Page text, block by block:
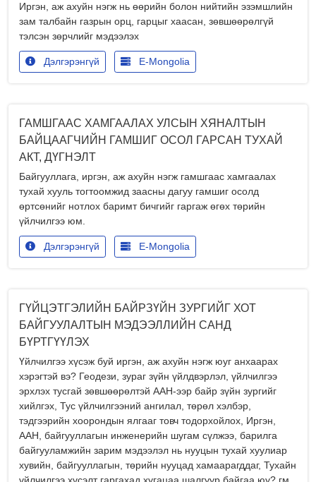
Иргэн, аж ахуйн нэгж нь өөрийн болон нийтийн эзэмшлийн
зам талбайн газрын орц, гарцыг хаасан, зөвшөөрөлгүй
тэлсэн зөрчлийг мэдээлэх
Дэлгэрэнгүй E-Mongolia
ГАМШГААС ХАМГААЛАХ УЛСЫН ХЯНАЛТЫН
БАЙЦААГЧИЙН ГАМШИГ ОСОЛ ГАРСАН ТУХАЙ
АКТ, ДҮГНЭЛТ
Байгууллага, иргэн, аж ахуйн нэгж гамшгаас хамгаалах
тухай хууль тогтоомжид заасны дагуу гамшиг осолд
өртсөнийг нотлох баримт бичгийг гаргаж өгөх төрийн
үйлчилгээ юм.
Дэлгэрэнгүй E-Mongolia
ГҮЙЦЭТГЭЛИЙН БАЙРЗҮЙН ЗУРГИЙГ ХОТ
БАЙГУУЛАЛТЫН МЭДЭЭЛЛИЙН САНД
БҮРТГҮҮЛЭХ
Үйлчилгээ хүсэж буй иргэн, аж ахуйн нэгж юуг анхаарах
хэрэгтэй вэ? Геодези, зураг зүйн үйлдвэрлэл, үйлчилгээ
эрхлэх тусгай зөвшөөрөлтэй ААН-ээр байр зүйн зургийг
хийлгэх, Тус үйлчилгээний ангилал, төрөл хэлбэр,
тэдгээрийн хоорондын ялгааг товч тодорхойлох, Иргэн,
ААН, байгууллагын инженерийн шугам сүлжээ, барилга
байгууламжийн зарим мэдээлэл нь нууцын тухай хуулиар
хувийн, байгууллагын, төрийн нууцад хамаарагддаг, Тухайн